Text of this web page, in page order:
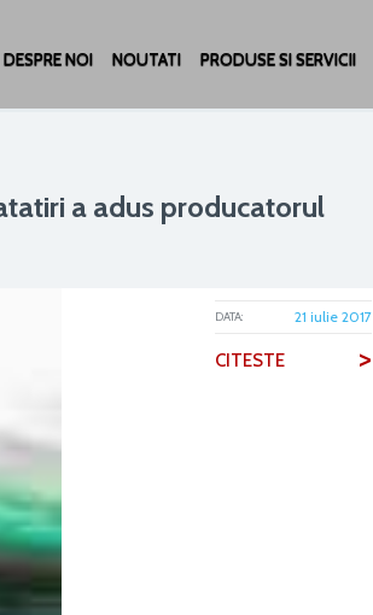
DESPRE NOI NOUTATI PRODUSE SI SERVICII
a adus producatorul
DATA: 21 iulie 2017
CITESTE >